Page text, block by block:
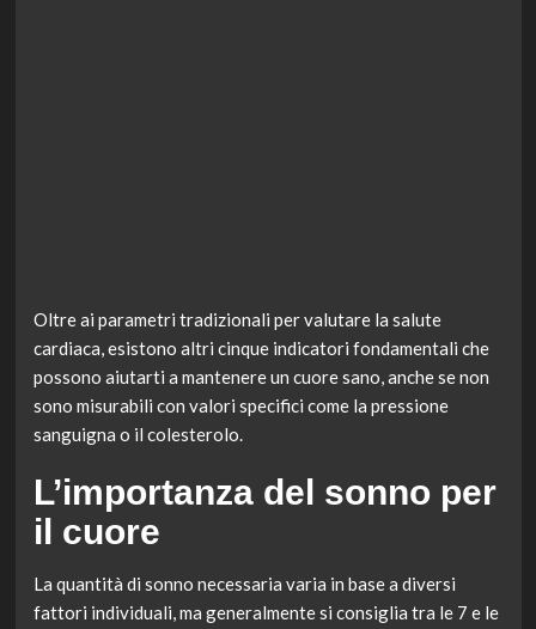
Oltre ai parametri tradizionali per valutare la salute
cardiaca, esistono altri cinque indicatori fondamentali che
possono aiutarti a mantenere un cuore sano, anche se non
sono misurabili con valori specifici come la pressione
sanguigna o il colesterolo.
L’importanza del sonno per
il cuore
La quantità di sonno necessaria varia in base a diversi
fattori individuali, ma generalmente si consiglia tra le 7 e le